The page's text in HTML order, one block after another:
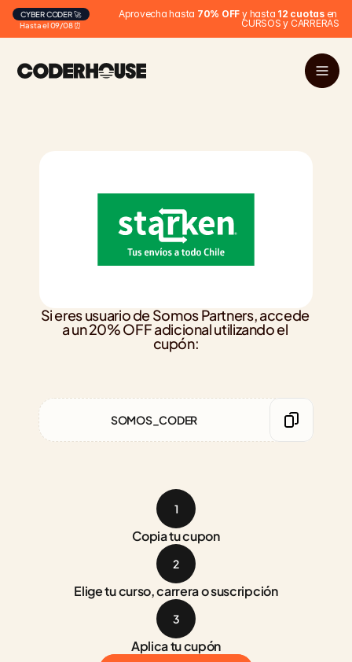
Hasta el 09/08 ⏰
CYBER CODER 🚀 Aprovecha hasta 70% OFF y hasta 12 cuotas en
CURSOS y CARRERAS
Si eres usuario de Somos Partners, accede
a un 20% OFF adicional utilizando el
cupón:
SOMOS_CODER
1
Copia tu cupon
2
Elige tu curso, carrera o suscripción
3
Aplica tu cupón